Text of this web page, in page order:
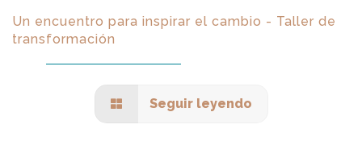
Un encuentro para inspirar el cambio - Taller de
transformación
Seguir leyendo